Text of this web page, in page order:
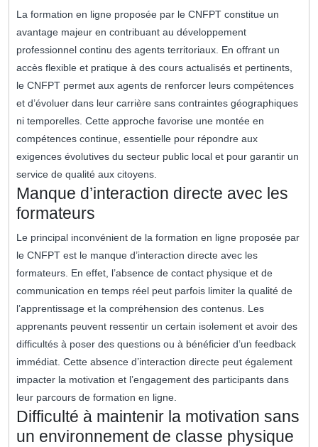
La formation en ligne proposée par le CNFPT constitue un
avantage majeur en contribuant au développement
professionnel continu des agents territoriaux. En offrant un
accès flexible et pratique à des cours actualisés et pertinents,
le CNFPT permet aux agents de renforcer leurs compétences
et d’évoluer dans leur carrière sans contraintes géographiques
ni temporelles. Cette approche favorise une montée en
compétences continue, essentielle pour répondre aux
exigences évolutives du secteur public local et pour garantir un
service de qualité aux citoyens.
Manque d’interaction directe avec les
formateurs
Le principal inconvénient de la formation en ligne proposée par
le CNFPT est le manque d’interaction directe avec les
formateurs. En effet, l’absence de contact physique et de
communication en temps réel peut parfois limiter la qualité de
l’apprentissage et la compréhension des contenus. Les
apprenants peuvent ressentir un certain isolement et avoir des
difficultés à poser des questions ou à bénéficier d’un feedback
immédiat. Cette absence d’interaction directe peut également
impacter la motivation et l’engagement des participants dans
leur parcours de formation en ligne.
Difficulté à maintenir la motivation sans
un environnement de classe physique